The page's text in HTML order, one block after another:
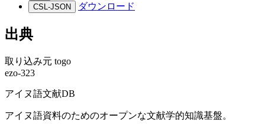
CSL-JSON ダウンロード
出典
取り込み元 togo
ezo-323
アイヌ語文献DB
アイヌ語資料のためのオープンな文献学的知識基盤。